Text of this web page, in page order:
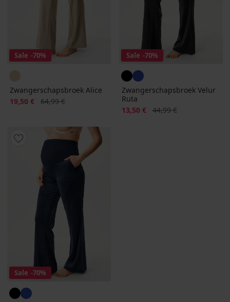
Sale -70%
Zwangerschapsbroek Alice
Korting
19,50 € Oorspronkelijke prijs
64,99 €
Sale -70%
Zwangerschapsbroek Velur
Ruta
Korting
13,50 € Oorspronkelijke prijs
44,99 €
Sale -70%